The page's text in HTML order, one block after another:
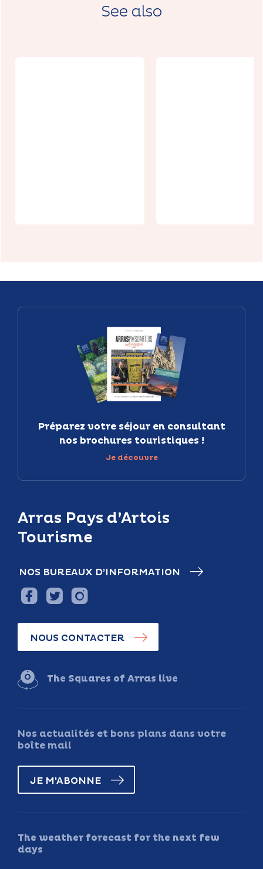
See also
Arras Pays d’Artois
Tourisme
NOS BUREAUX D’INFORMATION
NOUS CONTACTER
The Squares of Arras live
Nos actualités et bons plans dans votre
boîte mail
JE M'ABONNE
The weather forecast for the next few
days
Préparez votre séjour en consultant
nos brochures touristiques !
Je découvre